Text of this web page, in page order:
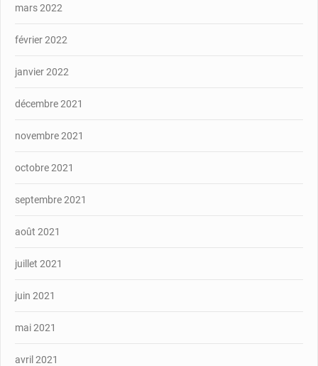
mars 2022
février 2022
janvier 2022
décembre 2021
novembre 2021
octobre 2021
septembre 2021
août 2021
juillet 2021
juin 2021
mai 2021
avril 2021